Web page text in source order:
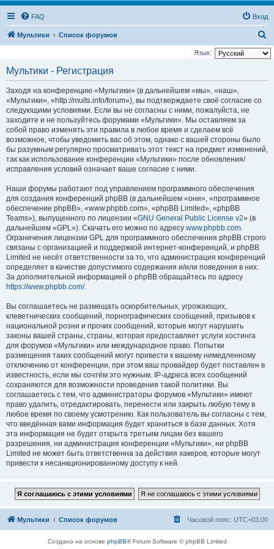
FAQ Вход
Мультики Список форумов
о
Язык:
Мультики - Регистрация
Заходя на конференцию «Мультики» (в дальнейшем «мы», «наш»,
«Мультики», «http://mults.info/forum»), вы подтверждаете своё согласие со
следующими условиями. Если вы не согласны с ними, пожалуйста, не
заходите и не пользуйтесь форумами «Мультики». Мы оставляем за
собой право изменять эти правила в любое время и сделаем всё
возможное, чтобы уведомить вас об этом, однако с вашей стороны было
бы разумным регулярно просматривать этот текст на предмет изменений,
так как использование конференции «Мультики» после обновления/
исправления условий означает ваше согласие с ними.
Наши форумы работают под управлением программного обеспечения
для создания конференций phpBB (в дальнейшем «они», «программное
обеспечение phpBB», «www.phpbb.com», «phpBB Limited», «phpBB
Teams»), выпущенного по лицензии «GNU General Public License v2» (в
дальнейшем «GPL»). Скачать его можно по адресу www.phpbb.com.
Ограничения лицензии GPL для программного обеспечения phpBB строго
связаны с организацией и поддержкой интернет-конференций, и phpBB
Limited не несёт ответственности за то, что администрация конференций
определяет в качестве допустимого содержания и/или поведения в них.
За дополнительной информацией о phpBB обращайтесь по адресу
https://www.phpbb.com/.
Вы соглашаетесь не размещать оскорбительных, угрожающих,
клеветнических сообщений, порнографических сообщений, призывов к
национальной розни и прочих сообщений, которые могут нарушить
законы вашей страны, страны, которая предоставляет услуги хостинга
для форумов «Мультики» или международное право. Попытки
размещения таких сообщений могут привести к вашему немедленному
отключению от конференции, при этом ваш провайдер будет поставлен в
известность, если мы сочтём это нужным. IP-адреса всех сообщений
сохраняются для возможности проведения такой политики. Вы
соглашаетесь с тем, что администраторы форумов «Мультики» имеют
право удалить, отредактировать, перенести или закрыть любую тему в
любое время по своему усмотрению. Как пользователь вы согласны с тем,
что введённая вами информация будет храниться в базе данных. Хотя
эта информация не будет открыта третьим лицам без вашего
разрешения, ни администрация конференции «Мультики», ни phpBB
Limited не может быть ответственна за действия хакеров, которые могут
привести к несанкционированному доступу к ней.
Мультики Список форумов Часовой пояс: UTC+03:00
Создано на основе phpBB® Forum Software © phpBB Limited